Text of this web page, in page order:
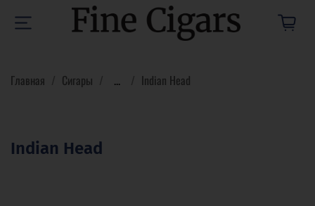
Главная Сигары ... Indian Head
Indian Head